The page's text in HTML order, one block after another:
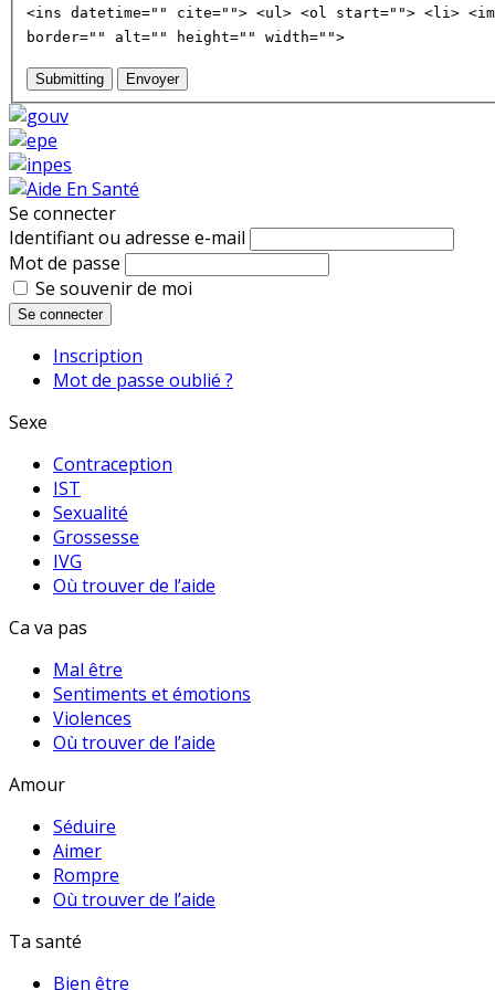
<ins datetime="" cite=""> <ul> <ol start=""> <li>
border="" alt="" height="" width="">
Submitting Envoyer
Se connecter
Identifiant ou adresse e-mail
Mot de passe
Se souvenir de moi
Se connecter
Inscription
Mot de passe oublié ?
Sexe
Contraception
IST
Sexualité
Grossesse
IVG
Où trouver de l’aide
Ca va pas
Mal être
Sentiments et émotions
Violences
Où trouver de l’aide
Amour
Séduire
Aimer
Rompre
Où trouver de l’aide
Ta santé
Bien être